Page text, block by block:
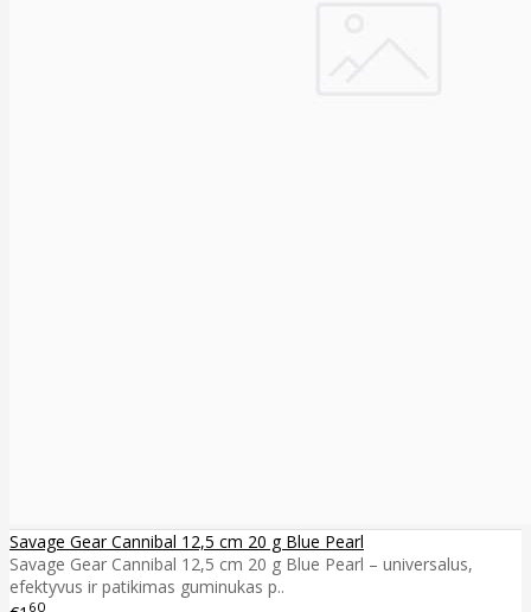
Savage Gear Cannibal 12,5 cm 20 g Blue Pearl
Savage Gear Cannibal 12,5 cm 20 g Blue Pearl – universalus,
efektyvus ir patikimas guminukas p..
60